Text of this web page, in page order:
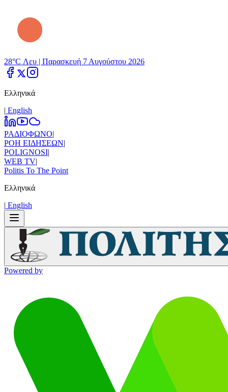
28°C Λευ | Παρασκευή 7 Αυγούστου 2026
Ελληνικά
| Εnglish
ΡΑΔΙΟΦΩΝΟ|
ΡΟΗ ΕΙΔΗΣΕΩΝ|
POLIGNOSI|
WEB TV|
Politis To The Point
Ελληνικά
| Εnglish
Powered by